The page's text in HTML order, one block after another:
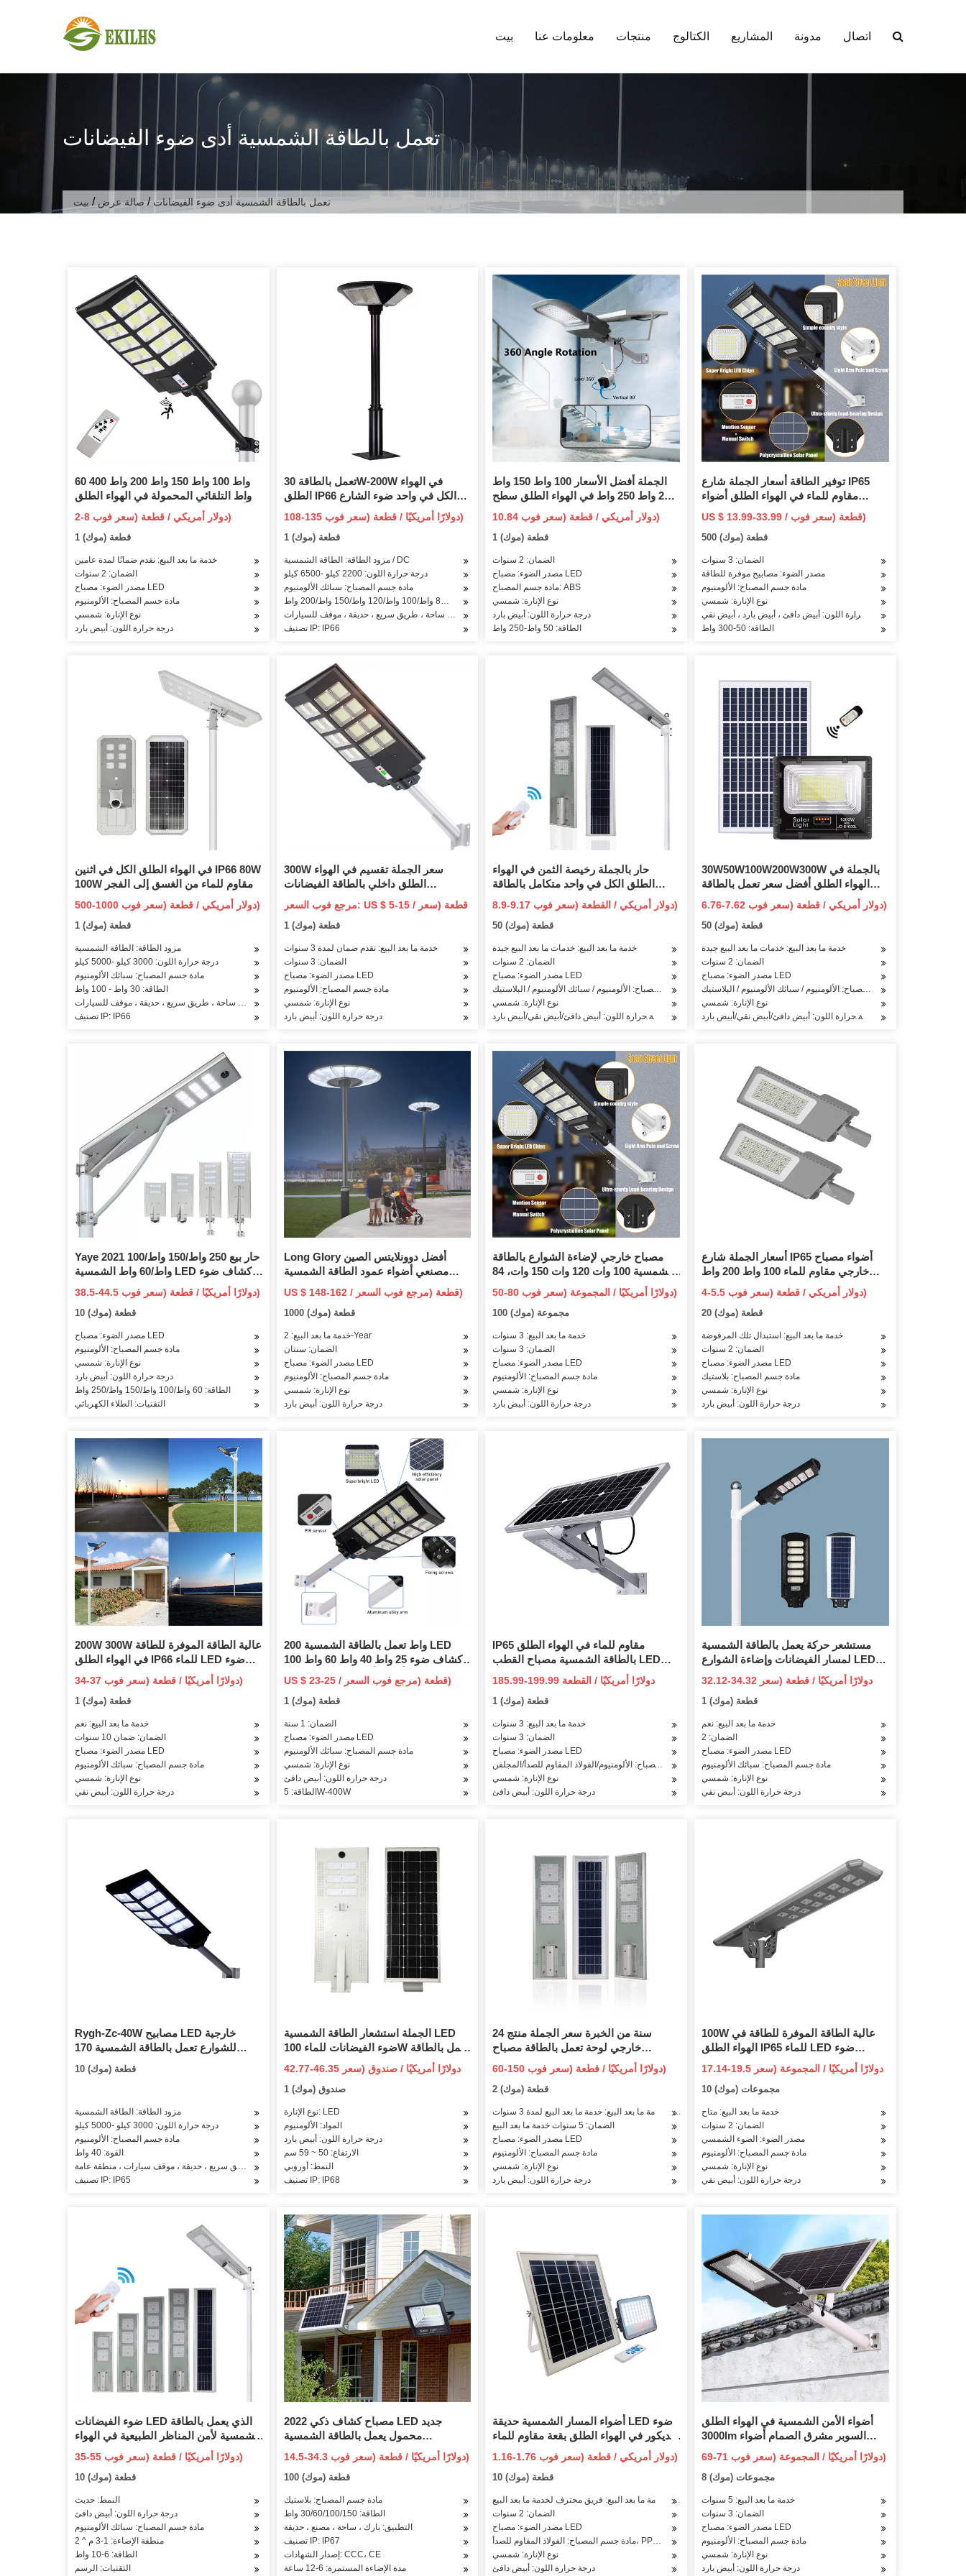
بيت معلومات عنا منتجات الكتالوج المشاريع مدونة اتصال
تعمل بالطاقة الشمسية أدى ضوء الفيضانات
بيت / صالة عرض/تعمل بالطاقة الشمسية أدى ضوء الفيضانات
توفير الطاقة أسعار الجملة شارع IP65
مقاوم للماء في الهواء الطلق أضواء
بالطاقة الشمسية الكاشف LED ضوء
الفيضانات
US $ 13.99-33.99 / قطعة (سعر فوب)
500 قطعة (موك)
الضمان: 3 سنوات
مصدر الضوء: مصابيح موفرة للطاقة
مادة جسم المصباح: الألومنيوم
نوع الإنارة: شمسي
درجة حرارة اللون: أبيض دافئ ، أبيض بارد ، أبيض نقي
الطاقة: 50-300 واط
الجملة أفضل الأسعار 100 واط 150 واط
200 واط 250 واط في الهواء الطلق سطح
السفينة بالطاقة لوحة الفيضانات استشعار
الحركة الطريق في الهواء الطلق حديقة
الجدار LED الكل في واحد ضوء الشارع
10.84 دولار أمريكي / قطعة (سعر فوب)
1 قطعة (موك)
الضمان: 2 سنوات
مصدر الضوء: مصباح LED
مادة جسم المصباح: ABS
نوع الإنارة: شمسي
درجة حرارة اللون: أبيض بارد
الطاقة: 50 واط-250 واط
تعمل بالطاقة 30W-200W في الهواء
الطلق IP66 الكل في واحد ضوء الشارع
الفيضانات ضوء الطريق مع جهاز استشعار
الحركة للإضاءة العامة
108-135 دولارًا أمريكيًا / قطعة (سعر فوب)
1 قطعة (موك)
مزود الطاقة: الطاقة الشمسية / DC
درجة حرارة اللون: 2200 كيلو -6500 كيلو
مادة جسم المصباح: سبائك الألومنيوم
التطبيق: ساحة ، طريق سريع ، حديقة ، موقف للسيارات
تصنيف IP: IP66
60 واط 100 واط 150 واط 200 واط 400
واط التلقائي المحمولة في الهواء الطلق
أفضل الطاقة الشمسية جدار البوليفيين
حديقة LED بالطاقة استشعار الحركة
مصباح الطريق الشارع ضوء الفيضانات
2-8 دولار أمريكي / قطعة (سعر فوب)
1 قطعة (موك)
خدمة ما بعد البيع: نقدم ضمانًا لمدة عامين
الضمان: 2 سنوات
مصدر الضوء: مصباح LED
مادة جسم المصباح: الألومنيوم
نوع الإنارة: شمسي
درجة حرارة اللون: أبيض بارد
30W50W100W200W300W بالجملة في
الهواء الطلق أفضل سعر تعمل بالطاقة
للمنزل
6.76-7.62 دولار أمريكي / قطعة (سعر فوب)
50 قطعة (موك)
خدمة ما بعد البيع: خدمات ما بعد البيع جيدة
الضمان: 2 سنوات
مصدر الضوء: مصباح LED
مادة جسم المصباح: الألومنيوم / سبائك الألومنيوم / البلاستيك
نوع الإنارة: شمسي
درجة حرارة اللون: أبيض دافئ/أبيض نقي/أبيض بارد
حار بالجملة رخيصة الثمن في الهواء
الطلق الكل في واحد متكامل بالطاقة
الشمسية شنقا ضوء الفيضانات LED
8.9-9.17 دولار أمريكي / القطعة (سعر فوب)
50 قطعة (موك)
خدمة ما بعد البيع: خدمات ما بعد البيع جيدة
الضمان: 2 سنوات
مصدر الضوء: مصباح LED
مادة جسم المصباح: الألومنيوم / سبائك الألومنيوم / البلاستيك
نوع الإنارة: شمسي
درجة حرارة اللون: أبيض دافئ/أبيض نقي/أبيض بارد
300W سعر الجملة تقسيم في الهواء
الطلق داخلي بالطاقة الفيضانات
الاستشعار لوحة الإضاءة LED توفير
الطاقة حديقة الطريق الجدار ضوء الشارع
مرجع فوب السعر: US $ 5-15 / قطعة (سعر
1 قطعة (موك)
خدمة ما بعد البيع: نقدم ضمان لمدة 3 سنوات
الضمان: 3 سنوات
مصدر الضوء: مصباح LED
مادة جسم المصباح: الألومنيوم
نوع الإنارة: شمسي
درجة حرارة اللون: أبيض بارد
في الهواء الطلق الكل في اثنين IP66 80W
100W مقاوم للماء من الغسق إلى الفجر
في الهواء الطلق CCTV LED ضوء
الطريق/الحديقة/الشارع مع بطارية ليثيوم
500-1000 دولار أمريكي / قطعة (سعر فوب)
1 قطعة (موك)
مزود الطاقة: الطاقة الشمسية
درجة حرارة اللون: 3000 كيلو -5000 كيلو
مادة جسم المصباح: سبائك الألومنيوم
الطاقة: 30 واط - 100 واط
التطبيق: ساحة ، طريق سريع ، حديقة ، موقف للسيارات
تصنيف IP: IP66
أسعار الجملة شارع IP65 أضواء مصباح
خارجي مقاوم للماء 100 واط 200 واط
300 واط 500 واط تعمل بالطاقة الشمسية
الكاشف LED ضوء الفيضانات
4-5.5 دولار أمريكي / قطعة (سعر فوب)
20 قطعة (موك)
خدمة ما بعد البيع: استبدال تلك المرفوضة
الضمان: 2 سنوات
مصدر الضوء: مصباح LED
مادة جسم المصباح: بلاستيك
نوع الإنارة: شمسي
درجة حرارة اللون: أبيض بارد
مصباح خارجي لإضاءة الشوارع بالطاقة
الشمسية 100 وات 120 وات 150 وات، 84
فيضانات LED للأمان يعمل بالطاقة
الشمسية من الغسق إلى الفجر
50-80 دولارًا أمريكيًا / المجموعة (سعر فوب)
100 مجموعة (موك)
خدمة ما بعد البيع: 3 سنوات
الضمان: 3 سنوات
مصدر الضوء: مصباح LED
مادة جسم المصباح: الألومنيوم
نوع الإنارة: شمسي
درجة حرارة اللون: أبيض بارد
Long Glory أفضل دوونلايتس الصين
مصنعي أضواء عمود الطاقة الشمسية
للماء في الهواء الطلق مصباح يعمل
US $ 148-162 / قطعة (مرجع فوب السعر)
1000 قطعة (موك)
خدمة ما بعد البيع: 2-Year
الضمان: سنتان
مصدر الضوء: مصباح LED
مادة جسم المصباح: الألومنيوم
نوع الإنارة: شمسي
درجة حرارة اللون: أبيض بارد
Yaye 2021 حار بيع 250 واط/150 واط/100
واط/60 واط الشمسية LED كشاف ضوء
الشمسية كشاف ضوء مع محس حركة
38.5-44.5 دولارًا أمريكيًا / قطعة (سعر فوب)
10 قطعة (موك)
مصدر الضوء: مصباح LED
مادة جسم المصباح: الألومنيوم
نوع الإنارة: شمسي
درجة حرارة اللون: أبيض بارد
الطاقة: 60 واط/100 واط/150 واط/250 واط
التقنيات: الطلاء الكهربائي
مستشعر حركة يعمل بالطاقة الشمسية
لمسار الفيضانات وإضاءة الشوارع LED
مصابيح الحديقة الشمسية
32.12-34.32 دولارًا أمريكيًا / قطعة (سعر
1 قطعة (موك)
خدمة ما بعد البيع: نعم
الضمان: 2
مصدر الضوء: مصباح LED
مادة جسم المصباح: سبائك الألومنيوم
نوع الإنارة: شمسي
درجة حرارة اللون: أبيض نقي
IP65 مقاوم للماء في الهواء الطلق
بالطاقة الشمسية مصباح القطب LED
185.99-199.99 دولارًا أمريكيًا / القطعة
1 قطعة (موك)
خدمة ما بعد البيع: 3 سنوات
الضمان: 3 سنوات
مصدر الضوء: مصباح LED
مادة جسم المصباح: الألومنيوم/الفولاذ المقاوم للصدأ/المجلفن
نوع الإنارة: شمسي
درجة حرارة اللون: أبيض دافئ
200 واط تعمل بالطاقة الشمسية LED
كشاف ضوء 25 واط 40 واط 60 واط 100
واط 200 واط أضواء أمنية الشوارع الألواح
الشمسية الجدار الخفيفة مع جهاز التحكم
عن بعد
US $ 23-25 / قطعة (مرجع فوب السعر)
1 قطعة (موك)
الضمان: 1 سنة
مصدر الضوء: مصباح LED
مادة جسم المصباح: سبائك الألومنيوم
نوع الإنارة: شمسي
درجة حرارة اللون: أبيض دافئ
الطاقة: 5W-400W
200W 300W عالية الطاقة الموفرة للطاقة
في الهواء الطلق IP66 للماء LED ضوء
34-37 دولارًا أمريكيًا / قطعة (سعر فوب)
1 قطعة (موك)
خدمة ما بعد البيع: نعم
الضمان: ضمان 10 سنوات
مصدر الضوء: مصباح LED
مادة جسم المصباح: سبائك الألومنيوم
نوع الإنارة: شمسي
درجة حرارة اللون: أبيض نقي
100W عالية الطاقة الموفرة للطاقة في
الهواء الطلق IP65 للماء LED ضوء
17.14-19.5 دولارًا أمريكيًا / المجموعة (سعر
10 مجموعات (موك)
خدمة ما بعد البيع: متاح
الضمان: 2 سنوات
مصدر الضوء: الضوء الشمسي
مادة جسم المصباح: الألومنيوم
نوع الإنارة: شمسي
درجة حرارة اللون: أبيض نقي
24 سنة من الخبرة سعر الجملة منتج
خارجي لوحة تعمل بالطاقة مصباح
الفيضانات مستشعر الحركة الطريق حديقة
الجدار في الهواء الطلق LED الكل في
واحد ضوء الشارع بالطاقة الشمسية
60-150 دولارًا أمريكيًا / قطعة (سعر فوب)
2 قطعة (موك)
خدمة ما بعد البيع: خدمة ما بعد البيع لمدة 3 سنوات
الضمان: 5 سنوات خدمة ما بعد البيع
مصدر الضوء: مصباح LED
مادة جسم المصباح: الألومنيوم
نوع الإنارة: شمسي
درجة حرارة اللون: أبيض بارد
الجملة استشعار الطاقة الشمسية LED
ضوء الفيضانات للماء 100W تعمل بالطاقة
ضوء الفيضانات الشمسية حديقة الخفيفة
42.77-46.35 دولارًا أمريكيًا / صندوق (سعر
1 صندوق (موك)
نوع الإنارة: LED
المواد: الألومنيوم
درجة حرارة اللون: أبيض بارد
الارتفاع: 50 ~ 59 سم
النمط: أوروبي
تصنيف IP: IP68
Rygh-Zc-40W مصابيح LED خارجية
للشوارع تعمل بالطاقة الشمسية 170
لومن / واط
10 قطعة (موك)
مزود الطاقة: الطاقة الشمسية
درجة حرارة اللون: 3000 كيلو -5000 كيلو
مادة جسم المصباح: الألومنيوم
القوة: 40 واط
التطبيق: ساحة ، طريق سريع ، حديقة ، موقف سيارات ، منطقة عامة
تصنيف IP: IP65
أضواء الأمن الشمسية في الهواء الطلق
3000lm السوبر مشرق الصمام أضواء
الجدار الشمسية زاوية واسعة IP65 للماء
خارج الإضاءة بالطاقة الشمسية الفيضانات
مع كاميرا CCTV
69-71 دولارًا أمريكيًا / المجموعة (سعر فوب)
8 مجموعات (موك)
خدمة ما بعد البيع: 5 سنوات
الضمان: 3 سنوات
مصدر الضوء: مصباح LED
مادة جسم المصباح: الألومنيوم
نوع الإنارة: شمسي
درجة حرارة اللون: أبيض بارد
أضواء المسار الشمسية حديقة LED ضوء
الديكور في الهواء الطلق بقعة مقاوم للماء
بالطاقة الشمسية الأضواء الكاشفة
1.16-1.76 دولار أمريكي / قطعة (سعر فوب)
10 قطعة (موك)
خدمة ما بعد البيع: فريق محترف لخدمة ما بعد البيع
الضمان: 2 سنوات
مصدر الضوء: مصباح LED
مادة جسم المصباح: الفولاذ المقاوم للصدأ، PP، PS
نوع الإنارة: شمسي
درجة حرارة اللون: أبيض دافئ
2022 مصباح كشاف ذكي LED جديد
محمول يعمل بالطاقة الشمسية
14.5-34.3 دولارًا أمريكيًا / قطعة (سعر فوب)
100 قطعة (موك)
مادة جسم المصباح: بلاستيك
الطاقة: 30/60/100/150 واط
التطبيق: بارك ، ساحة ، مصنع ، حديقة
تصنيف IP: IP67
إصدار الشهادات: CCC، CE
مدة الإضاءة المستمرة: 6-12 ساعة
ضوء الفيضانات LED الذي يعمل بالطاقة
الشمسية لأمن المناظر الطبيعية في الهواء
35-55 دولارًا أمريكيًا / قطعة (سعر فوب)
10 قطعة (موك)
النمط: حديث
درجة حرارة اللون: أبيض دافئ
مادة جسم المصباح: سبائك الألومنيوم
منطقة الإضاءة: 1-3 م ^ 2
الطاقة: 6-10 واط
التقنيات: الرسم